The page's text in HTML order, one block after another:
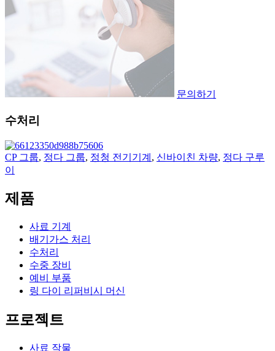
문의하기
수처리
CP 그룹, 정다 그룹, 정청 전기기계 , 신바이친 차량, 정다 구루
이
제품
사료 기계
배기가스 처리
수처리
수중 장비
예비 부품
링 다이 리퍼비시 머신
프로젝트
사료 작물